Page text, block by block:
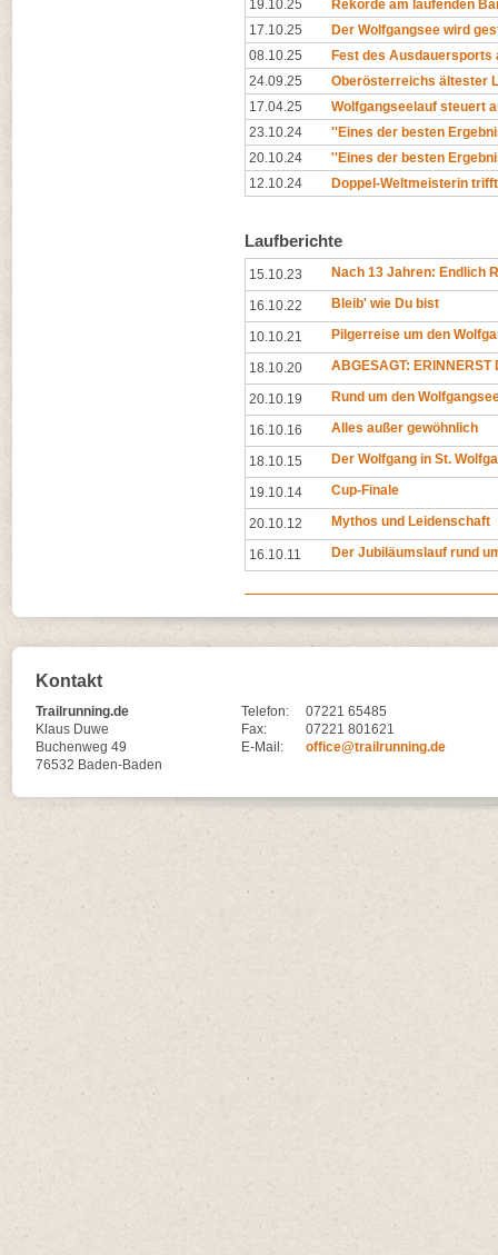
19.10.25
Rekorde am laufenden
17.10.25
Der Wolfgangsee wird
08.10.25
Fest des Ausdauersports
24.09.25
Oberösterreichs ältester
17.04.25
Wolfgangseelauf steuert
23.10.24
''Eines der besten
20.10.24
''Eines der besten
12.10.24
Doppel-Weltmeisterin
Laufberichte
15.10.23 Nach 13 Jahren: Endlich
16.10.22 Bleib' wie Du bist
10.10.21 Pilgerreise um den
18.10.20 ABGESAGT: ERINNERST
20.10.19 Rund um den
16.10.16 Alles außer gewöhnlich
18.10.15 Der Wolfgang in St.
19.10.14 Cup-Finale
20.10.12 Mythos und Leidenschaft
16.10.11 Der Jubiläumslauf rund
Kontakt
Trailrunning.de
Klaus Duwe
Buchenweg 49
76532 Baden-Baden
Telefon:
07221 65485
Fax:
07221 801621
E-Mail:
office@trailrunning.de